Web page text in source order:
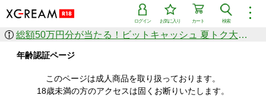
︙
検索
カート
お気に入り
ログイン
作品を探す
ジャンル
シリーズ
人気のセール中商品
新着セール中商品
総額50万円分が当たる！ビットキャッシュ 夏トク大感謝祭
年齢認証ページ
このページは成人商品を取り扱っております。
18歳未満の方のアクセスは固くお断りいたします。